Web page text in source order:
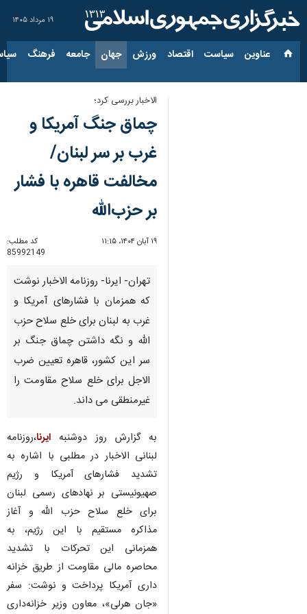
۱۹ مرداد ۱۴۰۵
عناوین‌ سیاست اقتصاد ورزش جهان جامعه فرهنگ
الاخبار بررسی کرد؛
چماق جنگ آمریکا و
غرب بر سر لبنان/
مخالفت قاهره با فشار
بر حزب‌الله
۱۹ آبان ۱۴۰۴، ۱۱:۱۵
کد مطلب:
85992149
تهران- ایرنا- روزنامه الاخبار نوشت
که همزمان با فشارهای آمریکا و
غرب به لبنان برای خلع سلاح حزب
الله و نگه داشتن چماق جنگ بر
سر این کشور، قاهره تعیین ضرب
الاجل برای خلع سلاح مقاومت را
غیرمنطقی می داند.
به گزارش روز دوشنبه ایرنا،روزنامه
لبنانی الاخبار در مطلبی با اشاره به
تشدید فشارهای آمریکا و رژیم
صهیونیستی بر نهادهای رسمی لبنان
برای خلع سلاح حزب الله و آغاز
مذاکره مستقیم با این رژیم، به
همزمانی این تحرکات با تشدید
محاصره مالی مقاومت از طریق خزانه
داری آمریکا پرداخت و نوشت: سفر
«جان هرلی»، معاون وزیر خزانه‌داری